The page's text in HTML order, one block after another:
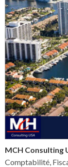
MCH Consulting
Comptabilité,